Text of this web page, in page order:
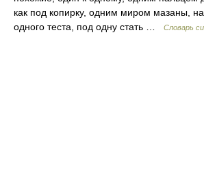
как под копирку, одним миром мазаны, на
одного теста, под одну стать …
Словарь